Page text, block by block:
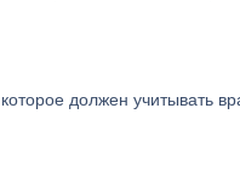
должен учитывать